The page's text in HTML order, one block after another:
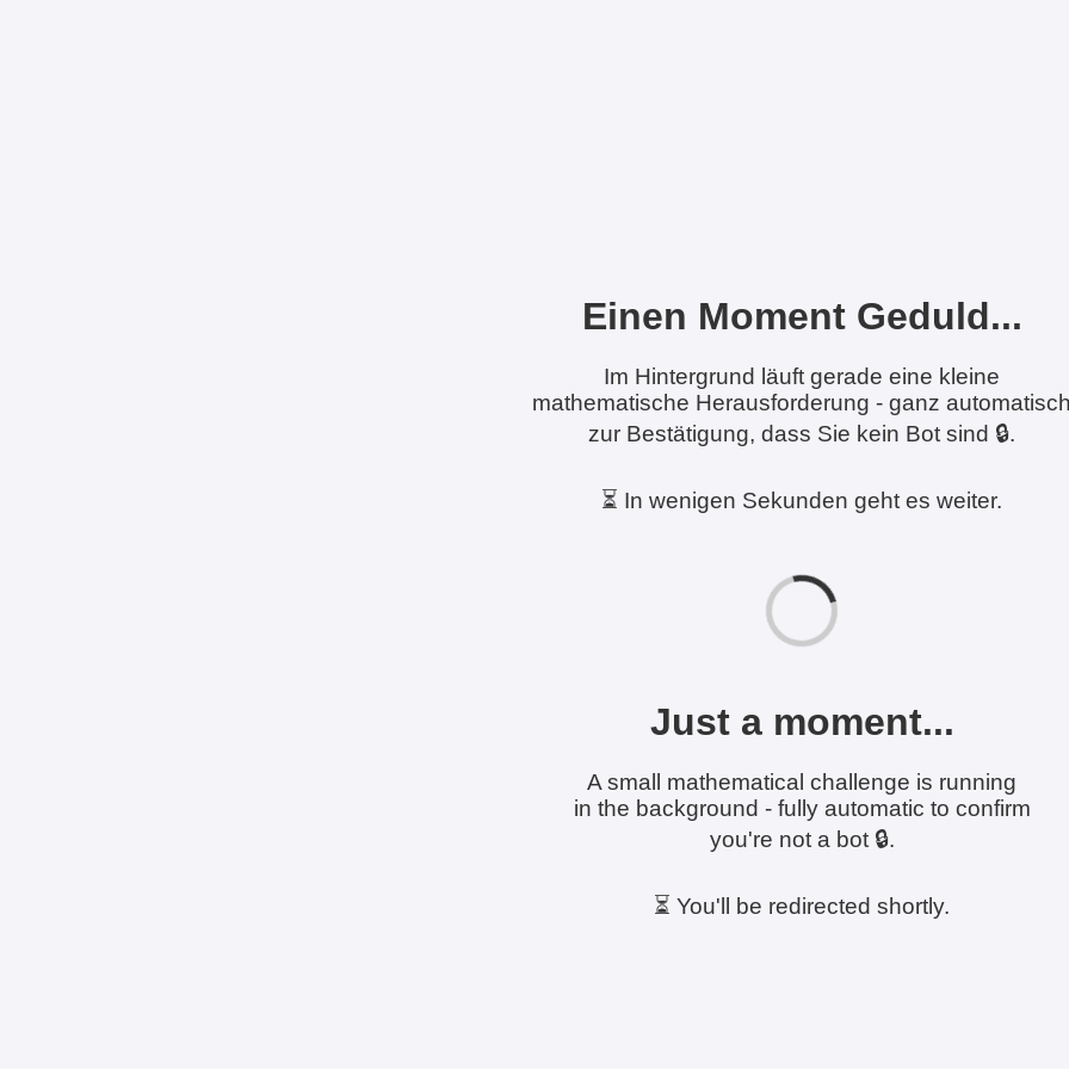
Einen Moment Geduld...
Im Hintergrund läuft gerade eine kleine
mathematische Herausforderung - ganz
zur Bestätigung, dass Sie kein Bot sind 🔒.
⏳ In wenigen Sekunden geht es weiter.
Just a moment...
A small mathematical challenge is running
in the background - fully automatic to confirm
you're not a bot 🔒.
⏳ You'll be redirected shortly.